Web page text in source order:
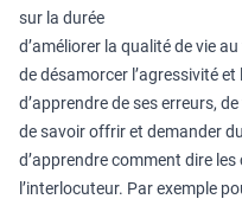
sur la durée
d’améliorer la qualité de vie
de désamorcer l’agressivité
d’apprendre de ses erreurs,
de savoir offrir et demander
d’apprendre comment dire
l’interlocuteur. Par exemple